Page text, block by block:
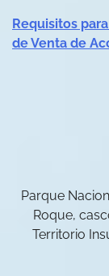
Requisitos
de Venta de
Parque
Roque,
Territorio